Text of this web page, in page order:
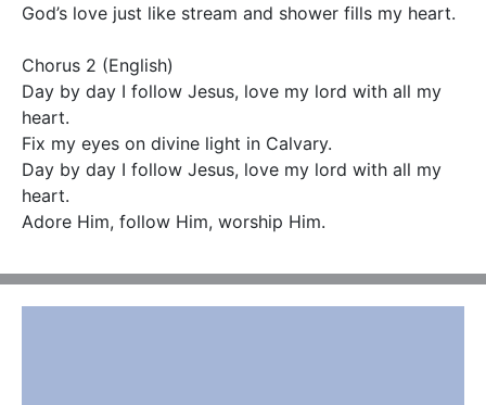
God’s love just like stream and shower fills my heart.
Chorus 2 (English)
Day by day I follow Jesus, love my lord with all my
heart.
Fix my eyes on divine light in Calvary.
Day by day I follow Jesus, love my lord with all my
heart.
Adore Him, follow Him, worship Him.